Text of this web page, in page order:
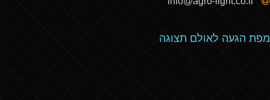
מפת הגעה לאולם תצוגה